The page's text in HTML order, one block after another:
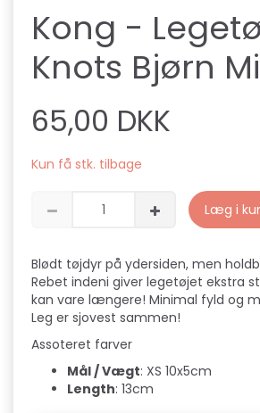
Kong -
Knots Bjørn
65,00 DKK
Kun få stk. tilbage
Læg i
Blødt tøjdyr på ydersiden, men
Rebet indeni giver legetøjet ekstra
kan vare længere! Minimal fyld og
Leg er sjovest sammen!
Assoteret farver
Mål / Vægt: XS 10x5cm
Length: 13cm